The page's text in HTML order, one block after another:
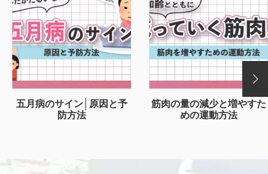
五月病のサイン│原因と予
防方法
筋肉の量の減少と増やすた
めの運動方法